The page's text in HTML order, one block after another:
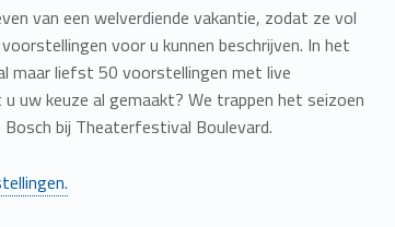
van een welverdiende vakantie, zodat ze vol
voor u kunnen beschrijven. In het
maar liefst 50 voorstellingen met live
uw keuze al gemaakt? We trappen het seizoen
bij Theaterfestival Boulevard.